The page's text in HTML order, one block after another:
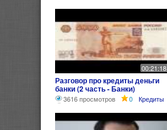
00:21:18
Разговор про кредиты деньги
банки (2 часть - Банки)
3616 просмотров 0 Кредиты